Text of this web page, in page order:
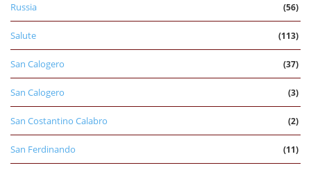
Russia (56)
Salute (113)
San Calogero (37)
San Calogero (3)
San Costantino Calabro (2)
San Ferdinando (11)